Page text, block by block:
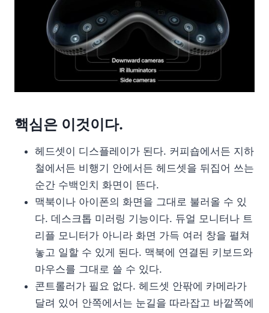
핵심은 이것이다.
헤드셋이 디스플레이가 된다. 커피숍에서든 지하
철에서든 비행기 안에서든 헤드셋을 뒤집어 쓰는
순간 수백인치 화면이 뜬다.
맥북이나 아이폰의 화면을 그대로 불러올 수 있
다. 데스크톱 미러링 기능이다. 듀얼 모니터나 트
리플 모니터가 아니라 화면 가득 여러 창을 펼쳐
놓고 일할 수 있게 된다. 맥북에 연결된 키보드와
마우스를 그대로 쓸 수 있다.
콘트롤러가 필요 없다. 헤드셋 안팎에 카메라가
달려 있어 안쪽에서는 눈길을 따라잡고 바깥쪽에